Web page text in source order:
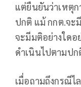
แต่ยืนยันว่าเหตุ
ปกติ แม้ กกต.จะ
จะมีมติอย่างใด
ดำเนินไปตามปก
เมื่อถามถึงกรณี